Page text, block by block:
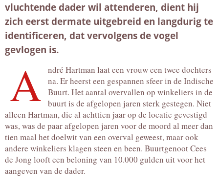
vluchtende dader wil attenderen, dient hij
zich eerst dermate uitgebreid en langdurig te
identificeren, dat vervolgens de vogel
gevlogen is.
A
ndré Hartman laat een vrouw een twee dochters
na. Er heerst een gespannen sfeer in de Indische
Buurt. Het aantal overvallen op winkeliers in de
buurt is de afgelopen jaren sterk gestegen. Niet
alleen Hartman, die al achttien jaar op de locatie gevestigd
was, was de paar afgelopen jaren voor de moord al meer dan
tien maal het doelwit van een overval geweest, maar ook
andere winkeliers klagen steen en been. Buurtgenoot Cees
de Jong looft een beloning van 10.000 gulden uit voor het
aangeven van de dader.